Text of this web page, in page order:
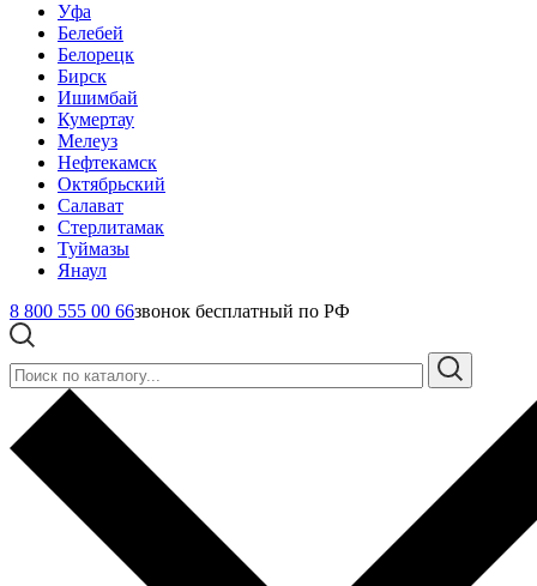
Уфа
Белебей
Белорецк
Бирск
Ишимбай
Кумертау
Мелеуз
Нефтекамск
Октябрьский
Салават
Стерлитамак
Туймазы
Янаул
8 800 555 00 66звонок бесплатный по РФ